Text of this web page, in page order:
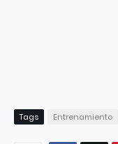
Tags Entrenamiento